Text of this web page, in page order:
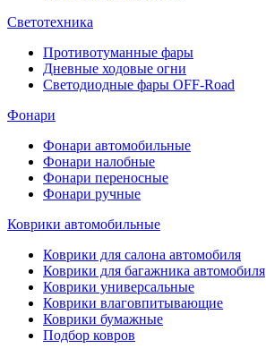
Светотехника
Противотуманные фары
Дневные ходовые огни
Светодиодные фары OFF-Road
Фонари
Фонари автомобильные
Фонари налобные
Фонари переносные
Фонари ручные
Коврики автомобильные
Коврики для салона автомобиля
Коврики для багажника автомобиля
Коврики универсальные
Коврики влаговпитывающие
Коврики бумажные
Подбор ковров